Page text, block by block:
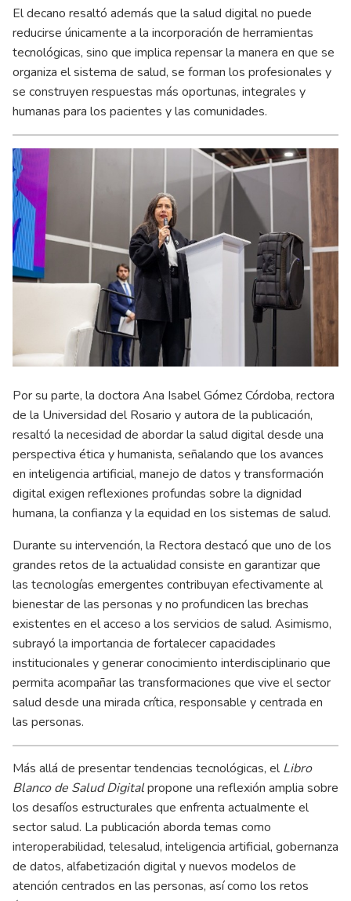
El decano resaltó además que la salud digital no puede
reducirse únicamente a la incorporación de herramientas
tecnológicas, sino que implica repensar la manera en que se
organiza el sistema de salud, se forman los profesionales y
se construyen respuestas más oportunas, integrales y
humanas para los pacientes y las comunidades.
Por su parte, la doctora Ana Isabel Gómez Córdoba, rectora
de la Universidad del Rosario y autora de la publicación,
resaltó la necesidad de abordar la salud digital desde una
perspectiva ética y humanista, señalando que los avances
en inteligencia artificial, manejo de datos y transformación
digital exigen reflexiones profundas sobre la dignidad
humana, la confianza y la equidad en los sistemas de salud.
Durante su intervención, la Rectora destacó que uno de los
grandes retos de la actualidad consiste en garantizar que
las tecnologías emergentes contribuyan efectivamente al
bienestar de las personas y no profundicen las brechas
existentes en el acceso a los servicios de salud. Asimismo,
subrayó la importancia de fortalecer capacidades
institucionales y generar conocimiento interdisciplinario que
permita acompañar las transformaciones que vive el sector
salud desde una mirada crítica, responsable y centrada en
las personas.
Más allá de presentar tendencias tecnológicas, elLibro
Blanco de Salud Digitalpropone una reflexión amplia sobre
los desafíos estructurales que enfrenta actualmente el
sector salud. La publicación aborda temas como
interoperabilidad, telesalud, inteligencia artificial, gobernanza
de datos, alfabetización digital y nuevos modelos de
atención centrados en las personas, así como los retos